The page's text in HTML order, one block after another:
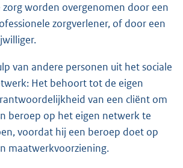
zorg worden overgenomen door een
zorgverlener, of door een
van andere personen uit het sociale
Het behoort tot de eigen
van een cliënt om
beroep op het eigen netwerk te
voordat hij een beroep doet op
maatwerkvoorziening.